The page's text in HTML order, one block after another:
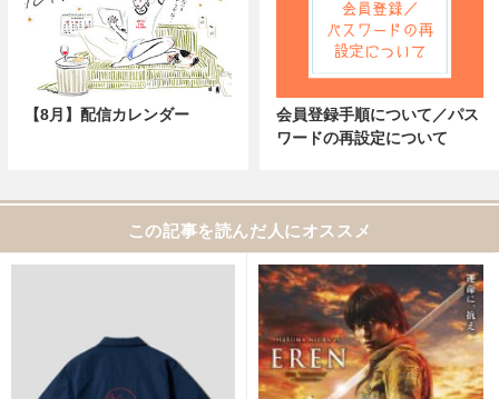
【8月】配信カレンダー
会員登録手順について／パス
ワードの再設定について
この記事を読んだ人にオススメ